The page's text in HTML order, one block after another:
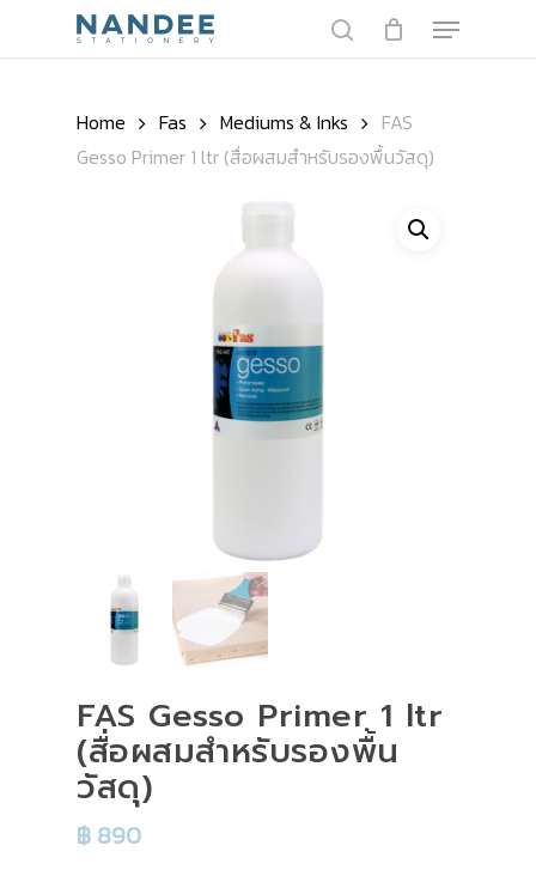
Menu
Home Fas Mediums & Inks
FAS
Gesso Primer 1 ltr (สื่อผสมสำหรับรองพื้นวัสดุ)
FAS Gesso Primer 1 ltr
(สื่อผสมสำหรับรองพื้น
วัสดุ)
฿ 890